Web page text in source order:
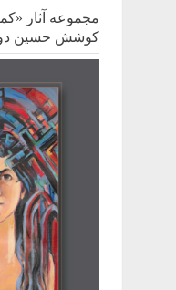
مجموعه آثار
کوشش حسین